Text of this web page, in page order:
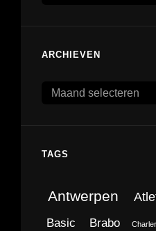
ARCHIEVEN
Archieven
TAGS
Antwerpen
Basic Brabo